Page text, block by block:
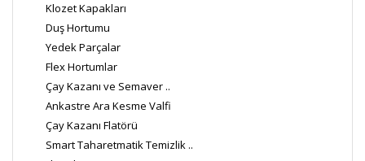
Klozet Kapakları
Duş Hortumu
Yedek Parçalar
Flex Hortumlar
Çay Kazanı ve Semaver ..
Ankastre Ara Kesme Valfi
Çay Kazanı Flatörü
Smart Taharetmatik Temizlik ..